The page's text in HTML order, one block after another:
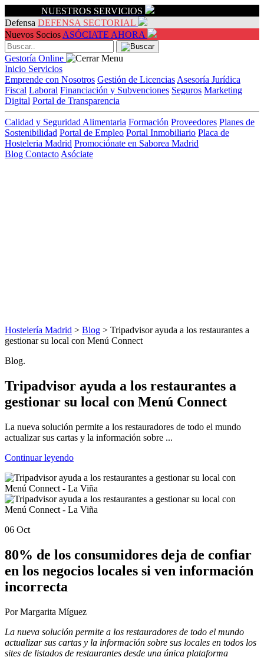
NUESTROS SERVICIOS
Defensa DEFENSA SECTORIAL
Nuevos Socios ASÓCIATE AHORA
Gestoría Online
Inicio Servicios
Emprende con Nosotros Gestión de Licencias Asesoría Jurídica
Fiscal Laboral Financiación y Subvenciones Seguros Marketing
Digital Portal de Transparencia
Calidad y Seguridad Alimentaria Formación Proveedores Planes de
Sostenibilidad Portal de Empleo Portal Inmobiliario Placa de
Hosteleria Madrid Promociónate en Saborea Madrid
Blog Contacto Asóciate
Hostelería Madrid > Blog > Tripadvisor ayuda a los restaurantes a
gestionar su local con Menú Connect
Blog.
Tripadvisor ayuda a los restaurantes a
gestionar su local con Menú Connect
La nueva solución permite a los restauradores de todo el mundo
actualizar sus cartas y la información sobre ...
Continuar leyendo
06 Oct
80% de los consumidores deja de confiar
en los negocios locales si ven información
incorrecta
Por Margarita Míguez
La nueva solución permite a los restauradores de todo el mundo
actualizar sus cartas y la información sobre sus locales en todos los
sites de listados de restaurantes desde una única plataforma